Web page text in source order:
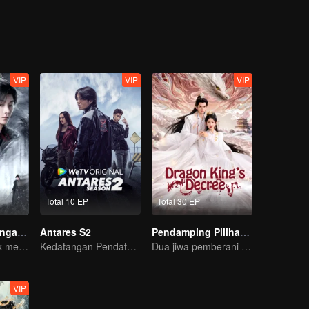
VIP
Tari Pedang Denganmu
Menyamar untuk membunuh
Total 10 EP
VIP
Antares S2
Kedatangan Pendatang Pembawa Kekacauan
Total 30 EP
VIP
Pendamping Pilihan Raja Naga
Dua jiwa pemberani yang menolak takdir, bersatu untuk mengubah dunia.
VIP